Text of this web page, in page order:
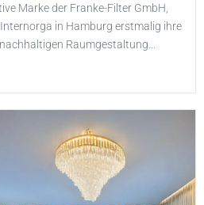
Marke der Franke-Filter GmbH,
in Hamburg erstmalig ihre
Raumgestaltung...